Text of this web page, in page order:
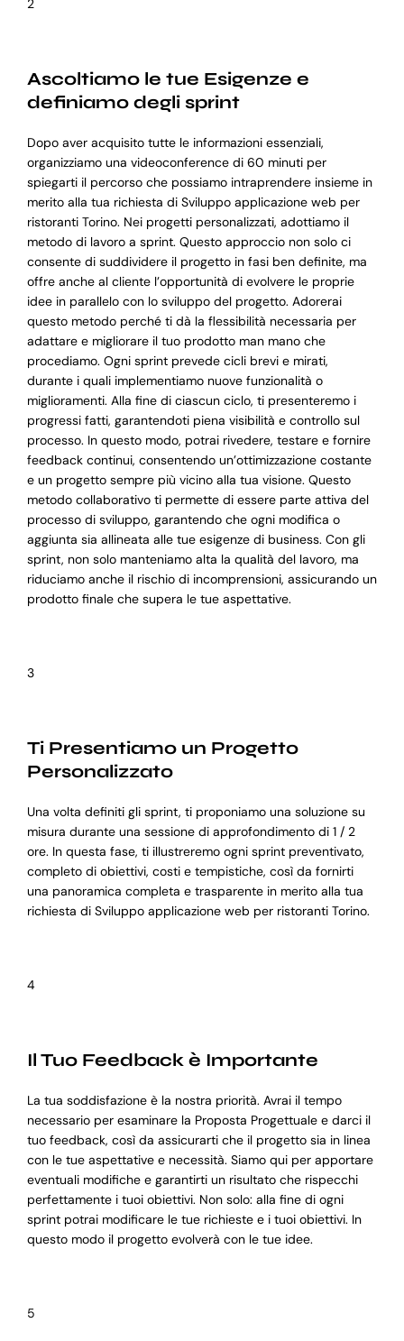
2
Ascoltiamo le tue Esigenze e
definiamo degli sprint
Dopo aver acquisito tutte le informazioni essenziali,
organizziamo una videoconference di 60 minuti per
spiegarti il percorso che possiamo intraprendere insieme in
merito alla tua richiesta di Sviluppo applicazione web per
ristoranti Torino. Nei progetti personalizzati, adottiamo il
metodo di lavoro a sprint. Questo approccio non solo ci
consente di suddividere il progetto in fasi ben definite, ma
offre anche al cliente l’opportunità di evolvere le proprie
idee in parallelo con lo sviluppo del progetto. Adorerai
questo metodo perché ti dà la flessibilità necessaria per
adattare e migliorare il tuo prodotto man mano che
procediamo. Ogni sprint prevede cicli brevi e mirati,
durante i quali implementiamo nuove funzionalità o
miglioramenti. Alla fine di ciascun ciclo, ti presenteremo i
progressi fatti, garantendoti piena visibilità e controllo sul
processo. In questo modo, potrai rivedere, testare e fornire
feedback continui, consentendo un’ottimizzazione costante
e un progetto sempre più vicino alla tua visione. Questo
metodo collaborativo ti permette di essere parte attiva del
processo di sviluppo, garantendo che ogni modifica o
aggiunta sia allineata alle tue esigenze di business. Con gli
sprint, non solo manteniamo alta la qualità del lavoro, ma
riduciamo anche il rischio di incomprensioni, assicurando un
prodotto finale che supera le tue aspettative.
3
Ti Presentiamo un Progetto
Personalizzato
Una volta definiti gli sprint, ti proponiamo una soluzione su
misura durante una sessione di approfondimento di 1 / 2
ore. In questa fase, ti illustreremo ogni sprint preventivato,
completo di obiettivi, costi e tempistiche, così da fornirti
una panoramica completa e trasparente in merito alla tua
richiesta di Sviluppo applicazione web per ristoranti Torino.
4
Il Tuo Feedback è Importante
La tua soddisfazione è la nostra priorità. Avrai il tempo
necessario per esaminare la Proposta Progettuale e darci il
tuo feedback, così da assicurarti che il progetto sia in linea
con le tue aspettative e necessità. Siamo qui per apportare
eventuali modifiche e garantirti un risultato che rispecchi
perfettamente i tuoi obiettivi. Non solo: alla fine di ogni
sprint potrai modificare le tue richieste e i tuoi obiettivi. In
questo modo il progetto evolverà con le tue idee.
5